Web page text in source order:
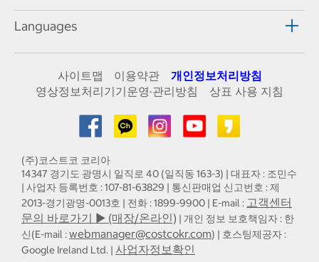
Languages
사이트맵 이용약관
개인정보처리방침
영상정보처리기기운영·관리방침
상표 사용 지침
(주)코스트코 코리아
14347 경기도 광명시 일직로 40 (일직동 163-3) | 대표자 : 조민수
| 사업자 등록번호 : 107-81-63829 | 통신판매업 신고번호 : 제
2013-경기광명-0013호 | 전화 : 1899-9900 | E-mail : 고객센터
문의 바로가기 ▶ (매장/온라인) | 개인 정보 보호책임자 : 한
신(E-mail :webmanager@costcokr.com) | 호스팅제공자 :
Google Ireland Ltd. | 사업자정보확인